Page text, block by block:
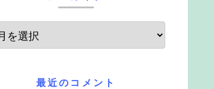
最近のコメント